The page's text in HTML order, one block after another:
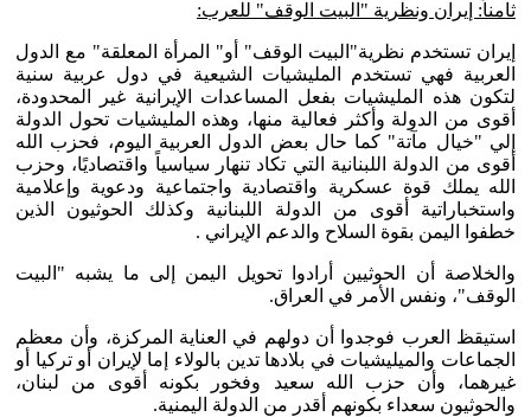
ثامناً: إيران ونظرية "البيت الوقف" للعرب:
إيران تستخدم نظرية"البيت الوقف" أو" المرأة المعلقة" مع الدول
العربية فهي تستخدم المليشيات الشيعية في دول عربية سنية
لتكون هذه المليشيات بفعل المساعدات الإيرانية غير المحدودة،
أقوى من الدولة وأكثر فعالية منها، وهذه المليشيات تحول الدولة
إلي "خيال مآتة" كما حال بعض الدول العربية اليوم، فحزب الله
أقوى من الدولة اللبنانية التي تكاد تنهار سياسياً واقتصاديًا، وحزب
الله يملك قوة عسكرية واقتصادية واجتماعية ودعوية وإعلامية
واستخباراتية أقوى من الدولة اللبنانية وكذلك الحوثيون الذين
خطفوا اليمن بقوة السلاح والدعم الإيراني .
والخلاصة أن الحوثيين أرادوا تحويل اليمن إلى ما يشبه "البيت
الوقف"، ونفس الأمر في العراق.
استيقظ العرب فوجدوا أن دولهم في العناية المركزة، وأن معظم
الجماعات والميليشيات في بلادها تدين بالولاء إما لإيران أو تركيا أو
غيرهما، وأن حزب الله سعيد وفخور بكونه أقوى من لبنان،
والحوثيون سعداء بكونهم أقدر من الدولة اليمنية.